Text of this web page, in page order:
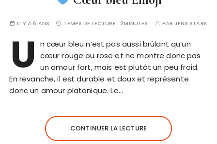
IL Y'A 6 ANS TEMPS DE LECTURE :2MINUTES PAR JENS STARK
U
n cœur bleu n’est pas aussi brûlant qu’un
cœur rouge ou rose et ne montre donc pas
un amour fort, mais est plutôt un peu froid.
En revanche, il est durable et doux et représente
donc un amour platonique. Le…
CONTINUER LA LECTURE